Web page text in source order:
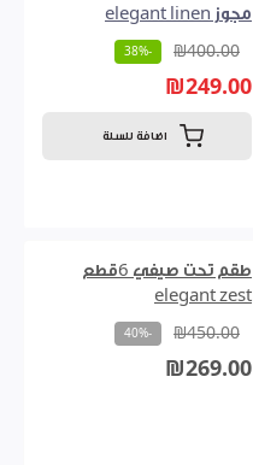
مجوز elegant linen
₪400.00
-38%
₪249.00
اضافة للسلة
طقم تحت صيفي 6قطع
elegant zest
₪450.00
-40%
₪269.00